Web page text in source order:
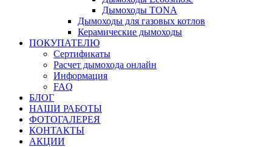
Дымоходы TONA
Дымоходы для газовых котлов
Керамические дымоходы
ПОКУПАТЕЛЮ
Сертификаты
Расчет дымохода онлайн
Информация
FAQ
БЛОГ
НАШИ РАБОТЫ
ФОТОГАЛЕРЕЯ
КОНТАКТЫ
АКЦИИ